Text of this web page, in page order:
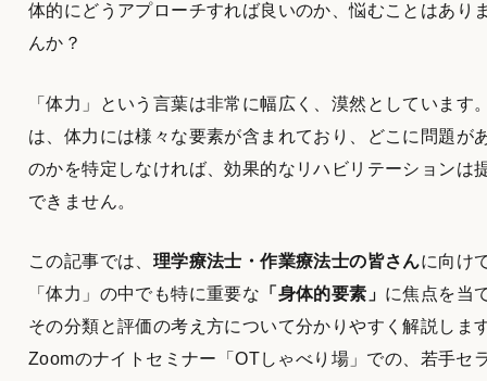
体的にどうアプローチすれば良いのか、悩むことはあり
んか？
「体力」という言葉は非常に幅広く、漠然としています
は、体力には様々な要素が含まれており、どこに問題が
のかを特定しなければ、効果的なリハビリテーションは
できません。
この記事では、 理学療法士・作業療法士の皆さんに向け
「体力」の中でも特に重要な 「身体的要素」 に焦点を当
その分類と評価の考え方について分かりやすく解説しま
Zoomのナイトセミナー「OTしゃべり場」での、若手セ